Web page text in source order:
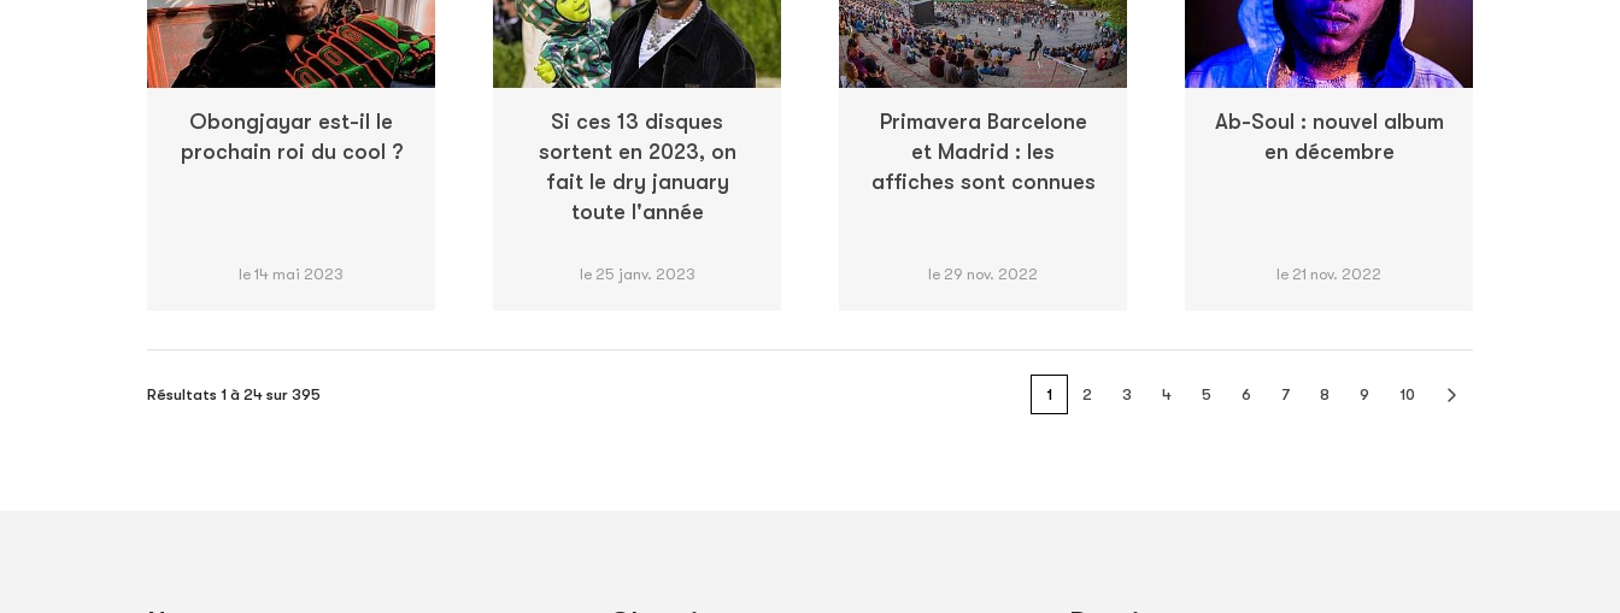
Obongjayar est-il le
prochain roi du cool ?
le 14 mai 2023
Si ces 13 disques
sortent en 2023, on
fait le dry january
toute l'année
le 25 janv. 2023
Primavera Barcelone
et Madrid : les
affiches sont connues
le 29 nov. 2022
Ab-Soul : nouvel album
en décembre
le 21 nov. 2022
Résultats 1 à 24 sur 395 1 2 3 4 5 6 7 8 9 10